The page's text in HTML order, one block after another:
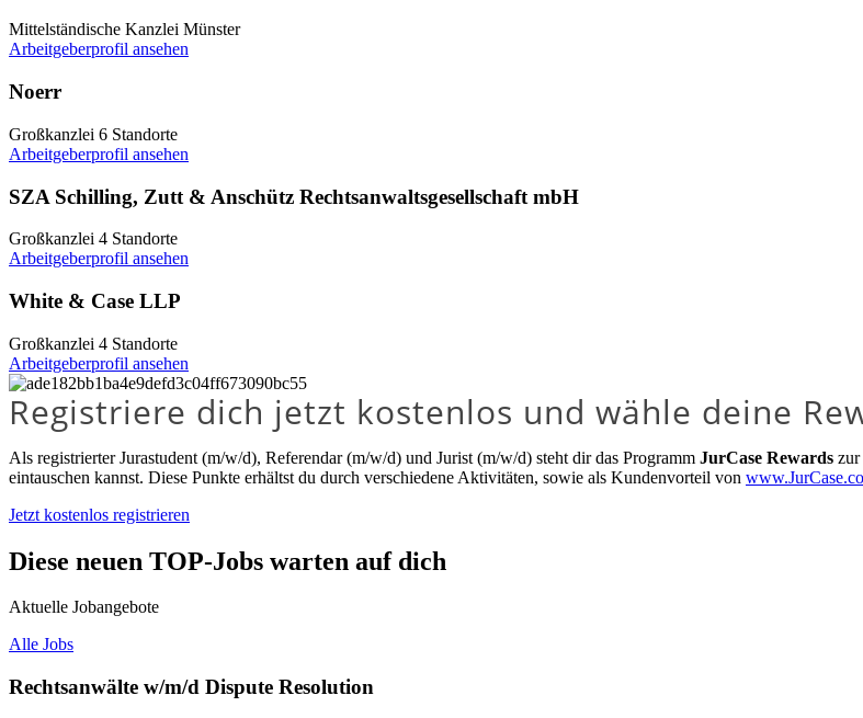
Mittelständische Kanzlei Münster
Arbeitgeberprofil ansehen
Noerr
Großkanzlei 6 Standorte
Arbeitgeberprofil ansehen
SZA Schilling, Zutt & Anschütz Rechtsanwaltsgesellschaft mbH
Großkanzlei 4 Standorte
Arbeitgeberprofil ansehen
White & Case LLP
Großkanzlei 4 Standorte
Arbeitgeberprofil ansehen
Registriere dich jetzt kostenlos und wähle deine
Als registrierter Jurastudent (m/w/d), Referendar (m/w/d) und Jurist (m/w/d) steht dir das Programm JurCase Rewards zur
eintauschen kannst. Diese Punkte erhältst du durch verschiedene Aktivitäten, sowie als Kundenvorteil von
Jetzt kostenlos registrieren
Diese neuen TOP-Jobs warten auf dich
Aktuelle Jobangebote
Alle Jobs
Rechtsanwälte w/m/d Dispute Resolution